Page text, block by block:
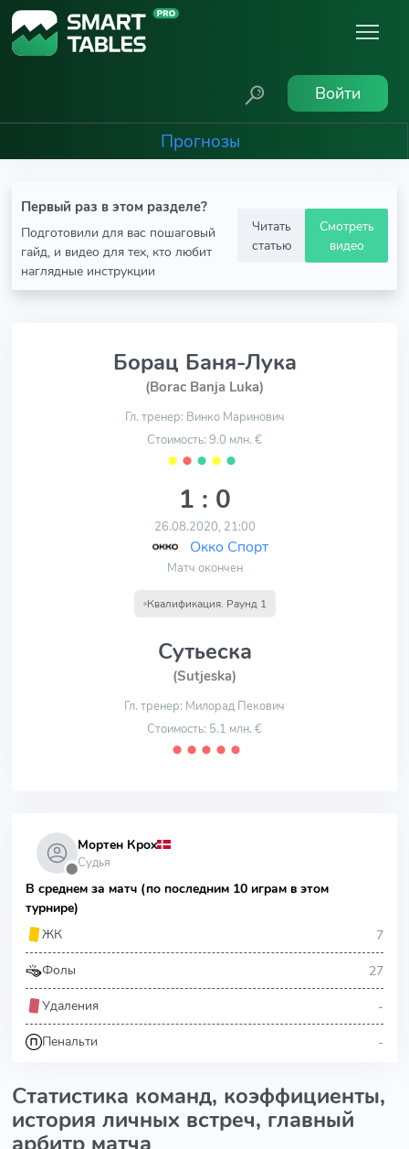
Войти
Прогнозы
Первый раз в этом разделе?
Подготовили для вас пошаговый
гайд, и видео для тех, кто любит
наглядные инструкции
Читать
статью
Смотреть
видео
Борац Баня-Лука
(Borac Banja Luka)
Гл. тренер: Винко Маринович
Стоимость: 9.0 млн. €
⬤ ⬤ ⬤ ⬤ ⬤
1 : 0
26.08.2020, 21:00
Окко Спорт
Матч окончен
Квалификация. Раунд 1
Сутьеска
(Sutjeska)
Гл. тренер: Милорад Пекович
Стоимость: 5.1 млн. €
⬤ ⬤ ⬤ ⬤ ⬤
⬤
Мортен Крох
Судья
В среднем за матч (по последним 10 играм в этом
турнире)
ЖК
7
Фолы 27
Удаления -
Пенальти -
Статистика команд, коэффициенты,
история личных встреч, главный